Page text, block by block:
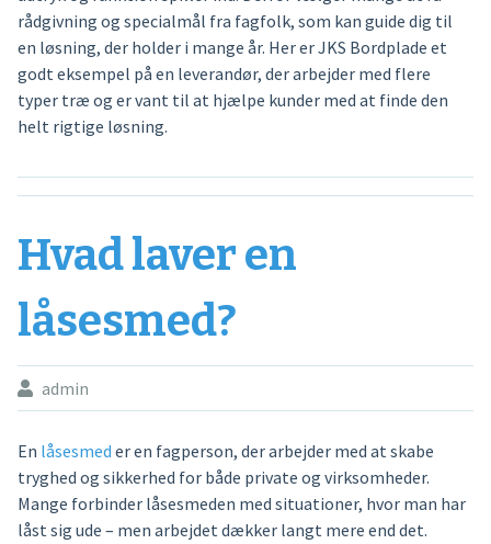
rådgivning og specialmål fra fagfolk, som kan guide dig til
en løsning, der holder i mange år. Her er JKS Bordplade et
godt eksempel på en leverandør, der arbejder med flere
typer træ og er vant til at hjælpe kunder med at finde den
helt rigtige løsning.
Hvad laver en
låsesmed?
admin
En låsesmed er en fagperson, der arbejder med at skabe
tryghed og sikkerhed for både private og virksomheder.
Mange forbinder låsesmeden med situationer, hvor man har
låst sig ude – men arbejdet dækker langt mere end det.